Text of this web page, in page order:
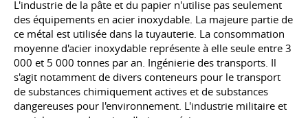
L'industrie de la pâte et du papier n'utilise pas seulement
des équipements en acier inoxydable. La majeure partie de
ce métal est utilisée dans la tuyauterie. La consommation
moyenne d'acier inoxydable représente à elle seule entre 3
000 et 5 000 tonnes par an. Ingénierie des transports. Il
s'agit notamment de divers conteneurs pour le transport
de substances chimiquement actives et de substances
dangereuses pour l'environnement. L'industrie militaire et